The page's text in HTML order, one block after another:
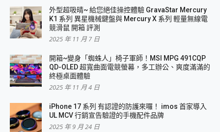
外型超吸晴~ 給您絕佳操控體驗 GravaStar Mercury
K1 系列 異星機械鍵盤與 Mercury X 系列 輕量無線電
競滑鼠 開箱 評測
2025 年 11 月 7 日
開箱~變身「蜘蛛人」椅子軍師！MSI MPG 491CQP
QD-OLED 超寬曲面電競螢幕，多工辦公、爽度滿滿的
終極桌面體驗
2025 年 11 月 4 日
iPhone 17 系列 有認證的防護來囉！ imos 首家導入
UL MCV 行銷宣告驗證的手機配件品牌
2025 年 9 月 24 日